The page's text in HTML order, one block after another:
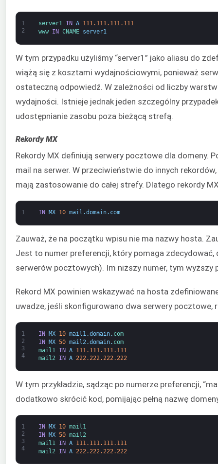
1
2
server1 IN A
111.111.111.111
www IN CNAME server1
W tym przypadku użyliśmy “server1” jako aliasu do
wiążą się z kosztami wydajnościowymi, ponieważ
ostateczną odpowiedź. W zależności od liczby
wydajności. Istnieje jednak jeden szczególny
udostępnianie zasobu poza bieżącą strefą.
Rekordy MX
Rekordy MX definiują serwery pocztowe dla domeny.
mail na serwer. W przeciwieństwie do innych
mają zastosowanie do całej strefy. Dlatego rekordy
1 IN MX 10 mail .domain. com
Zauważ, że na początku wpisu nie ma nazwy hosta.
Jest to numer preferencji, który pomaga
serwerów pocztowych). Im niższy numer, tym wyższy
Rekord MX powinien wskazywać na hosta
uwadze, jeśli skonfigurowano dwa serwery pocztowe,
1
2
3
4
IN MX 10 mail1.domain. com
IN MX 50 mail2 .domain. com
mail1
IN A
111.111.111.111
mail2 IN A 222.222.222.222
W tym przykładzie, sądząc po numerze preferencji,
dodatkowo skrócić kod, pomijając pełną nazwę
1
2
3
4
IN MX 10 mail1
IN
MX 50 mail2
mail1 IN A
111.111.111.111
mail2
IN A 222.222.222.222